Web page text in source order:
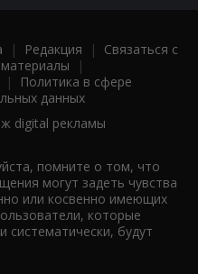
| Редакция | Связаться с
|
|
Политика в сфере
данных
digital рекламы
помните о том, что
могут задеть чувства
или косвенно имеющих
которые
систематически, будут